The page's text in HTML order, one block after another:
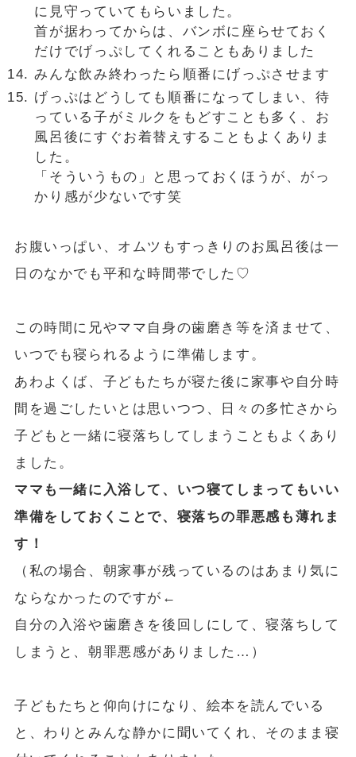
に見守っていてもらいました。
首が据わってからは、バンボに座らせておく
だけでげっぷしてくれることもありました
みんな飲み終わったら順番にげっぷさせます
げっぷはどうしても順番になってしまい、待
っている子がミルクをもどすことも多く、お
風呂後にすぐお着替えすることもよくありま
した。
「そういうもの」と思っておくほうが、がっ
かり感が少ないです笑
お腹いっぱい、オムツもすっきりのお風呂後は一
日のなかでも平和な時間帯でした♡
この時間に兄やママ自身の歯磨き等を済ませて、
いつでも寝られるように準備します。
あわよくば、子どもたちが寝た後に家事や自分時
間を過ごしたいとは思いつつ、日々の多忙さから
子どもと一緒に寝落ちしてしまうこともよくあり
ました。
ママも一緒に入浴して、いつ寝てしまってもいい
準備をしておくことで、寝落ちの罪悪感も薄れま
す！
（私の場合、朝家事が残っているのはあまり気に
ならなかったのですが←
自分の入浴や歯磨きを後回しにして、寝落ちして
しまうと、朝罪悪感がありました…）
子どもたちと仰向けになり、絵本を読んでいる
と、わりとみんな静かに聞いてくれ、そのまま寝